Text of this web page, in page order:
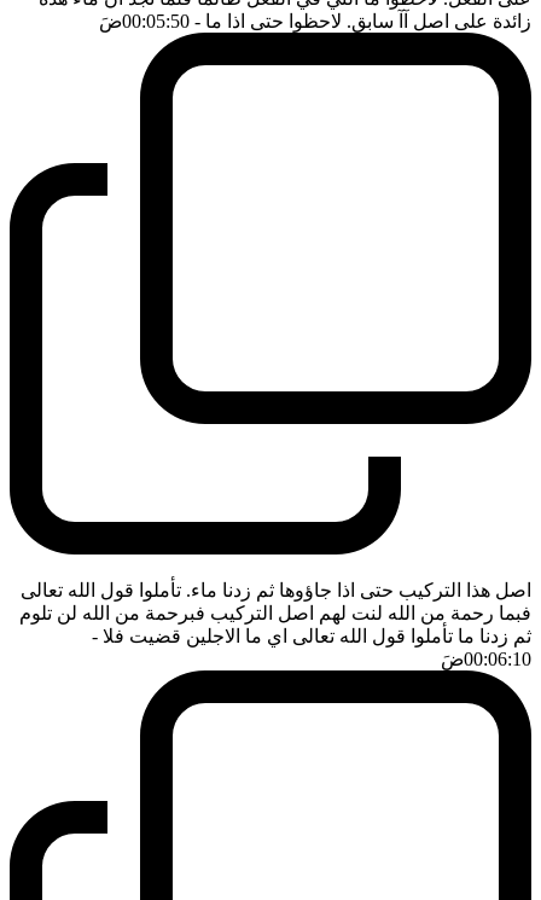
زائدة على اصل آآ سابق. لاحظوا حتى اذا ما - 00:05:50 ضَ
اصل هذا التركيب حتى اذا جاؤوها ثم زدنا ماء. تأملوا قول الله تعالى
فبما رحمة من الله لنت لهم اصل التركيب فبرحمة من الله لن تلوم
ثم زدنا ما تأملوا قول الله تعالى اي ما الاجلين قضيت فلا -
00:06:10ضَ